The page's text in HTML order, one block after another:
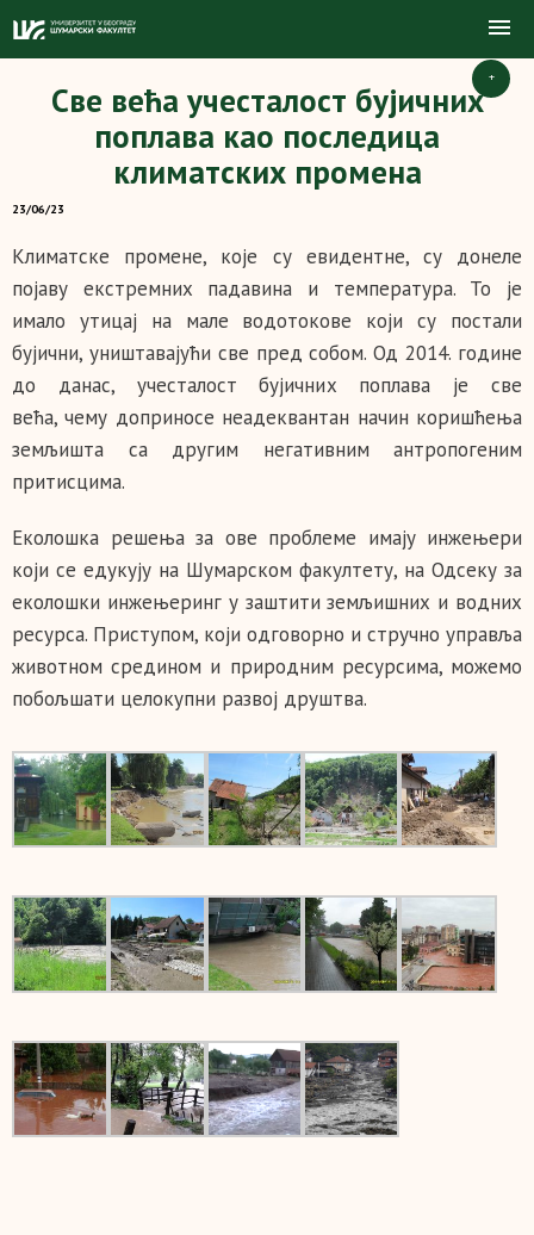
+
Све већа учесталост бујичних
поплава као последица
климатских промена
23/06/23
Климатске промене, које су евидентне, су донеле
појаву екстремних падавина и температура. То је
имало утицај на мале водотокове који су постали
бујични, уништавајући све пред собом. Од 2014. године
до данас, учесталост бујичних поплава је све
већа, чему доприносе неадеквантан начин коришћења
земљишта са другим негативним антропогеним
притисцима.
Еколошка решења за ове проблеме имају инжењери
који се едукују на Шумарском факултету, на Одсеку за
еколошки инжењеринг у заштити земљишних и водних
ресурса. Приступом, који одговорно и стручно управља
животном средином и природним ресурсима, можемо
побољшати целокупни развој друштва.